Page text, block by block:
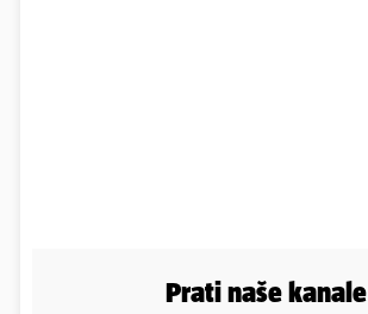
Prati naše kanale